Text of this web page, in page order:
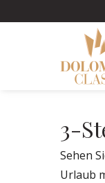
3-
Sehen
Urlaub